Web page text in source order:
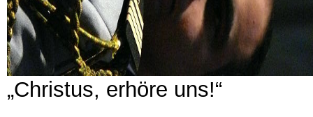
„Christus, erhöre uns!“